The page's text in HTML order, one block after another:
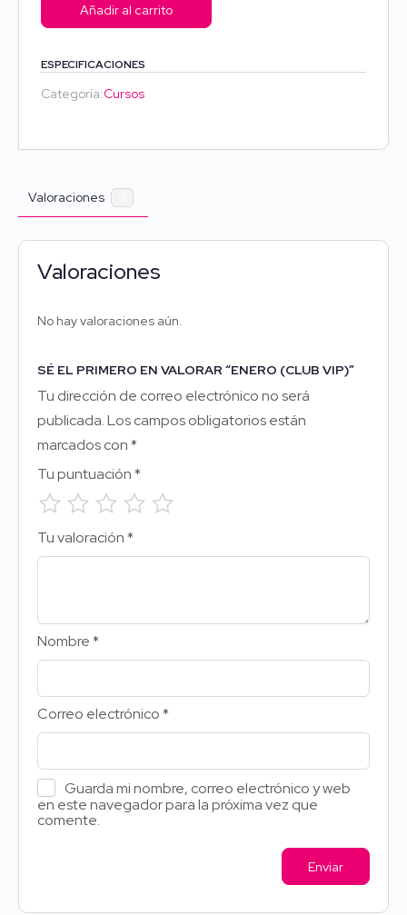
Añadir al carrito
ESPECIFICACIONES
Categoría:Cursos
Valoraciones
Valoraciones
No hay valoraciones aún.
SÉ EL PRIMERO EN VALORAR “ENERO (CLUB VIP)”
Tu dirección de correo electrónico no será
publicada.Los campos obligatorios están
marcados con*
Tu puntuación*
Tu valoración*
Nombre*
Correo electrónico*
Guarda mi nombre, correo electrónico y web
en este navegador para la próxima vez que
comente.